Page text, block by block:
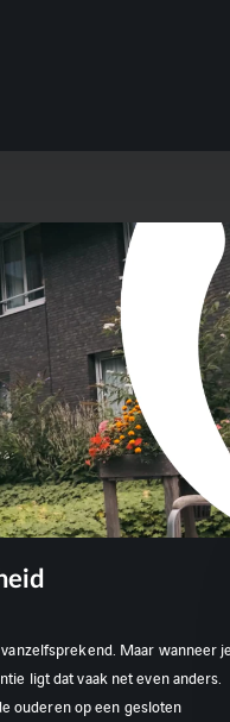
Maar wanneer je
ligt dat vaak net even anders.
ouderen op een gesloten